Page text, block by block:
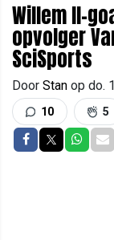
Willem II-
opvolger
SciSports
Door Stan op do.
10 5
Delen opDelen op